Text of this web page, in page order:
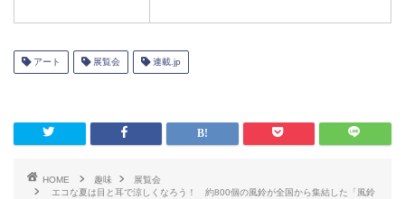
アート 展覧会 連載.jp
HOME 趣味
展覧会
エコな夏は目と耳で涼しくなろう！ 約800個の風鈴が全国から集結した「風鈴